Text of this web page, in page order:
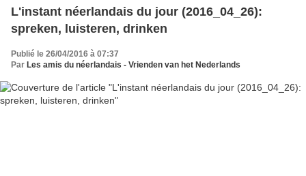
L'instant néerlandais du jour (2016_04_26):
spreken, luisteren, drinken
Publié le 26/04/2016 à 07:37
Par Les amis du néerlandais - Vrienden van het Nederlands